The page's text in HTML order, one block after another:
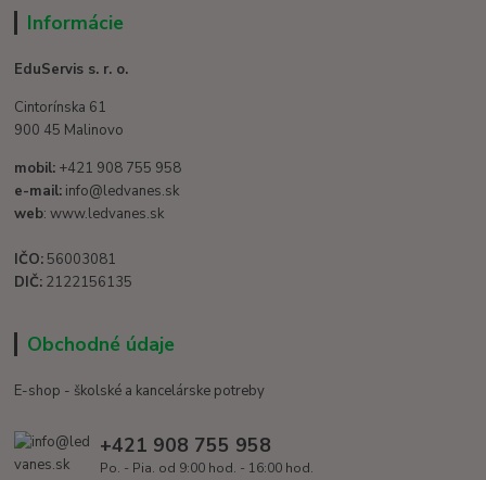
Informácie
EduServis s. r. o.
Cintorínska 61
900 45 Malinovo
mobil: +421 908 755 958
e-mail: info@ledvanes.sk
web: www.ledvanes.sk
IČO: 56003081
DIČ: 2122156135
Obchodné údaje
E-shop - školské a kancelárske potreby
+421 908 755 958
Po. - Pia. od 9:00 hod. - 16:00 hod.